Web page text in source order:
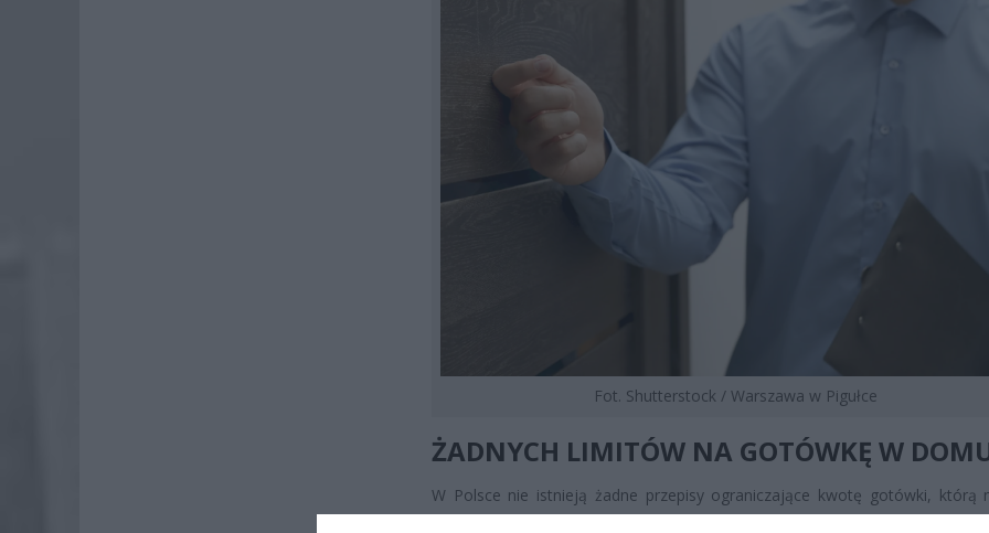
Fot. Shutterstock / Warszawa w Pigułce
ŻADNYCH LIMITÓW NA GOTÓWKĘ W
W Polsce nie istnieją żadne przepisy ograniczające kwotę gotówki, którą
przechowywać w swoim domu. Możesz trzymać dowolną sumę – od kilku